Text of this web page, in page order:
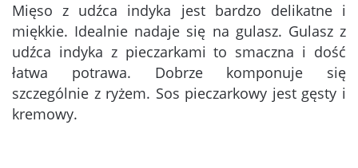
Mięso z udźca indyka jest bardzo delikatne i
miękkie. Idealnie nadaje się na gulasz. Gulasz z
udźca indyka z pieczarkami to smaczna i dość
łatwa potrawa. Dobrze komponuje się
szczególnie z ryżem. Sos pieczarkowy jest gęsty i
kremowy.